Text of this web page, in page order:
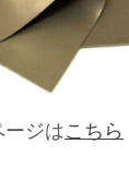
ージはこちら